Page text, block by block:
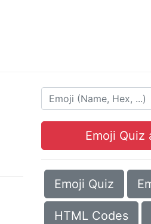
Emoji Quiz
Emoji Quiz
HTML Codes